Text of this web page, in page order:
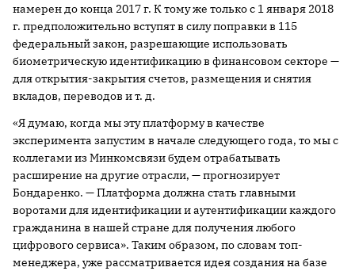
намерен до конца 2017 г. К тому же только с 1 января 2018
г. предположительно вступят в силу поправки в 115
федеральный закон, разрешающие использовать
биометрическую идентификацию в финансовом секторе —
для открытия-закрытия счетов, размещения и снятия
вкладов, переводов и т. д.
«Я думаю, когда мы эту платформу в качестве
эксперимента запустим в начале следующего года, то мы с
коллегами из Минкомсвязи будем отрабатывать
расширение на другие отрасли, — прогнозирует
Бондаренко. — Платформа должна стать главными
воротами для идентификации и аутентификации каждого
гражданина в нашей стране для получения любого
цифрового сервиса». Таким образом, по словам топ-
менеджера, уже рассматривается идея создания на базе